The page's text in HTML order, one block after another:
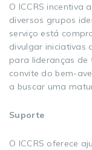
O ICCRS incentiva
diversos grupos
serviço está
divulgar iniciativas
para lideranças de
convite do bem-
a buscar uma
Suporte
O ICCRS oferece